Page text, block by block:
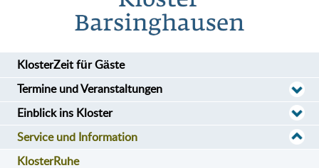
KlosterZeit für Gäste
Termine und Veranstaltungen
Einblick ins Kloster
Service und Information
KlosterRuhe